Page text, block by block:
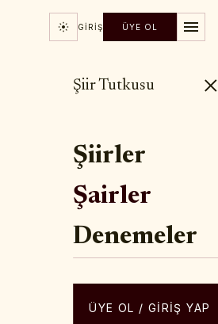
GIRIŞ ÜYE OL
Şiir Tutkusu
Şiirler
Şairler
Denemeler
ÜYE OL / GIRIŞ YAP